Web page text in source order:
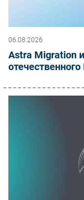
06.08.2026
Astra Migration